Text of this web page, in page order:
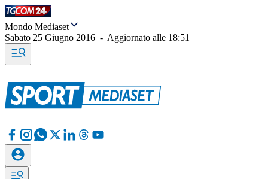
Mondo Mediaset
Sabato 25 Giugno 2016 - Aggiornato alle 18:51